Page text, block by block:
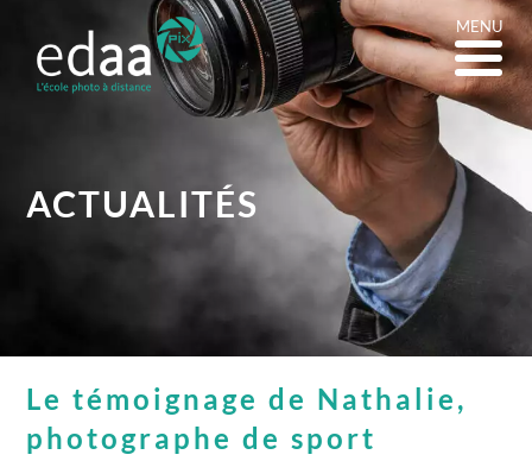
MENU
ACTUALITÉS
Le témoignage de Nathalie,
photographe de sport